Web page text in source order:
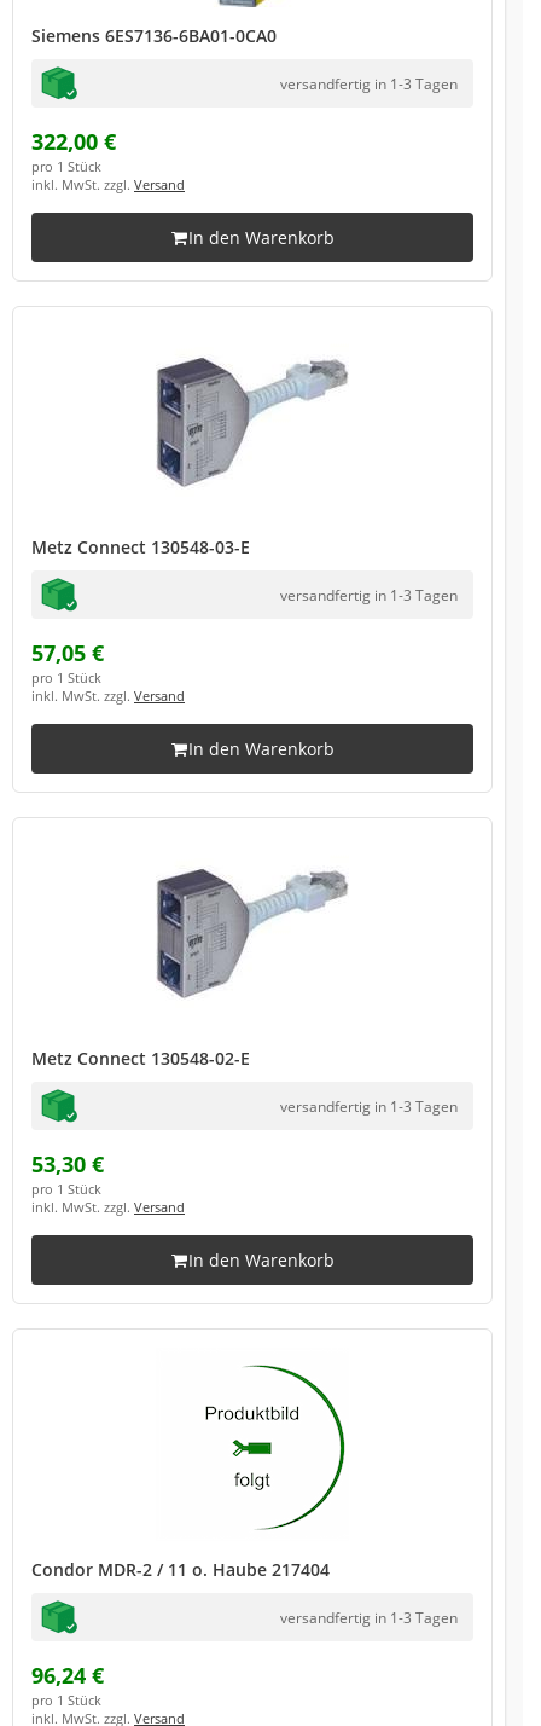
Siemens 6ES7136-6BA01-0CA0
versandfertig in 1-3 Tagen
322,00 €
pro 1 Stück
inkl. MwSt. zzgl. Versand
In den Warenkorb
Metz Connect 130548-03-E
versandfertig in 1-3 Tagen
57,05 €
pro 1 Stück
inkl. MwSt. zzgl. Versand
In den Warenkorb
Metz Connect 130548-02-E
versandfertig in 1-3 Tagen
53,30 €
pro 1 Stück
inkl. MwSt. zzgl. Versand
In den Warenkorb
Condor MDR-2 / 11 o. Haube 217404
versandfertig in 1-3 Tagen
96,24 €
pro 1 Stück
inkl. MwSt. zzgl. Versand